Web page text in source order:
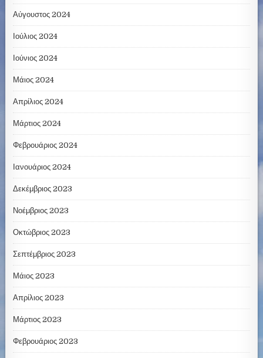
Αύγουστος 2024
Ιούλιος 2024
Ιούνιος 2024
Μάιος 2024
Απρίλιος 2024
Μάρτιος 2024
Φεβρουάριος 2024
Ιανουάριος 2024
Δεκέμβριος 2023
Νοέμβριος 2023
Οκτώβριος 2023
Σεπτέμβριος 2023
Μάιος 2023
Απρίλιος 2023
Μάρτιος 2023
Φεβρουάριος 2023